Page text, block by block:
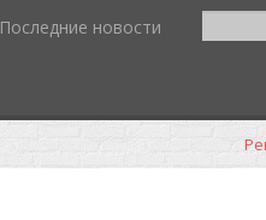
Последние новости